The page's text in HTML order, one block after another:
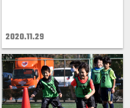
2020.11.29